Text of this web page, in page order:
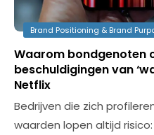
Brand Positioning & Brand
Waarom bondgenoten
beschuldigingen van
Netflix
Bedrijven die zich
waarden lopen altijd